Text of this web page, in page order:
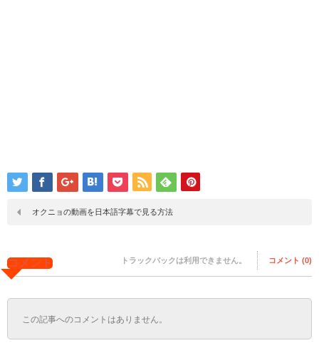
オクニョの動画を日本語字幕で見る方法
コメント トラックバックは利用できません。 コメント (0)
この記事へのコメントはありません。